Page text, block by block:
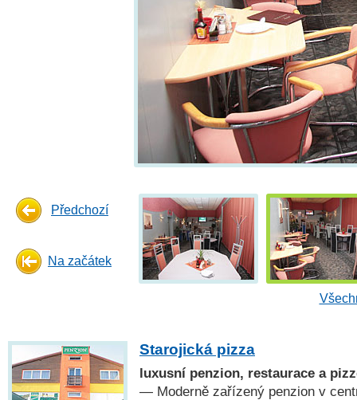
Předchozí
Na začátek
Starojická pizza
luxusní penzion, restaurace a
— Moderně zařízený penzion v